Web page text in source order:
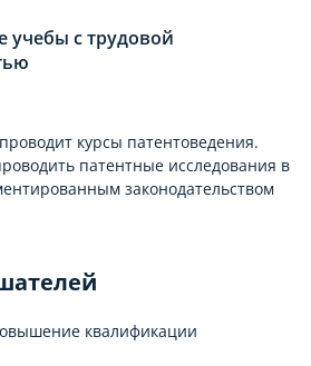
учебы с трудовой
курсы патентоведения.
патентные исследования в
законодательством
квалификации